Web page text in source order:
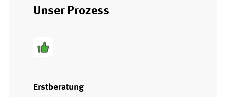
Unser Prozess
Erstberatung